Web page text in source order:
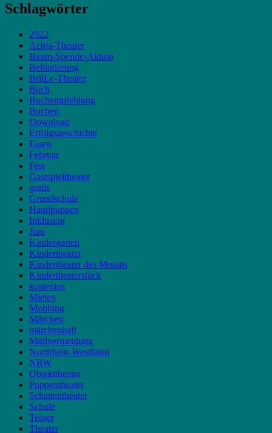
Schlagwörter
2022
Achja-Theater
Baum-Spende-Aktion
Behinderung
BrilLe-Theater
Buch
Buchempfehlung
Buchen
Download
Erfolgsgeschichte
Essen
Februar
Fest
Gastspieltheater
gratis
Grundschule
Handpuppen
Inklusion
Juni
Kindergarten
Kindertheater
Kindertheater des Monats
Kindertheaterstück
kostenlos
Mieten
Mobbing
Märchen
märchenhaft
Müllvermeidung
Nordrhein-Westfalen
NRW
Objekttheater
Puppentheater
Schattentheater
Schule
Teaser
Theater